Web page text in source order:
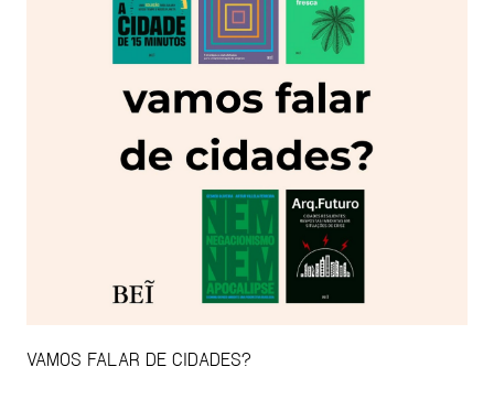
VAMOS FALAR DE CIDADES?